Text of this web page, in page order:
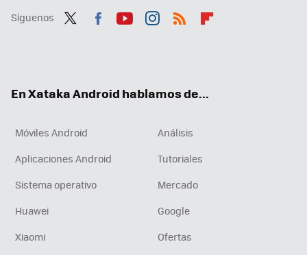
Síguenos
En Xataka Android hablamos de...
Móviles Android
Análisis
Aplicaciones Android
Tutoriales
Sistema operativo
Mercado
Huawei
Google
Xiaomi
Ofertas